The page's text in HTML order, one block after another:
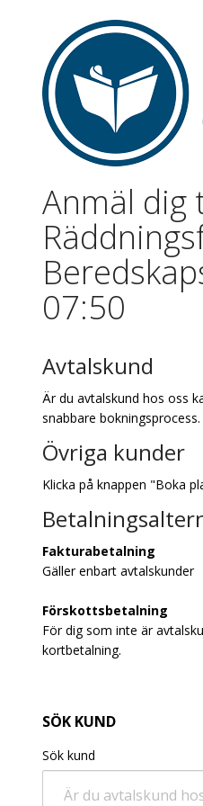
Anmäl dig
07:50
Avtalskund
Är du avtalskund hos oss
snabbare bokningsprocess.
Övriga kunder
Klicka på knappen "Boka
Fakturabetalning
Gäller enbart avtalskunder
Förskottsbetalning
För dig som inte är
kortbetalning.
SÖK KUND
Sök kund
Är du avtalskund